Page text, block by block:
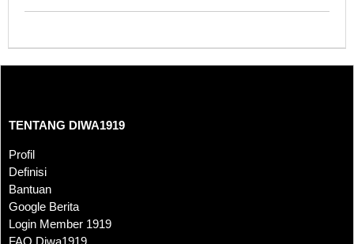
TENTANG DIWA1919
Profil
Definisi
Bantuan
Google Berita
Login Member 1919
FAQ Diwa1919